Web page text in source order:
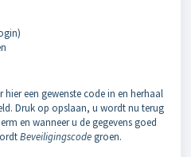
hier een gewenste code in en herhaal
Druk op opslaan, u wordt nu terug
en wanneer u de gegevens goed
Beveiligingscode groen.